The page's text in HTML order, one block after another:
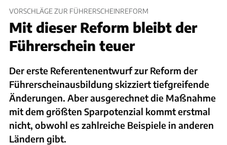
VORSCHLÄGE ZUR FÜHRERSCHEINREFORM
Mit dieser Reform bleibt der
Führerschein teuer
Der erste Referentenentwurf zur Reform der
Führerscheinausbildung skizziert tiefgreifende
Änderungen. Aber ausgerechnet die Maßnahme
mit dem größten Sparpotenzial kommt erstmal
nicht, obwohl es zahlreiche Beispiele in anderen
Ländern gibt.